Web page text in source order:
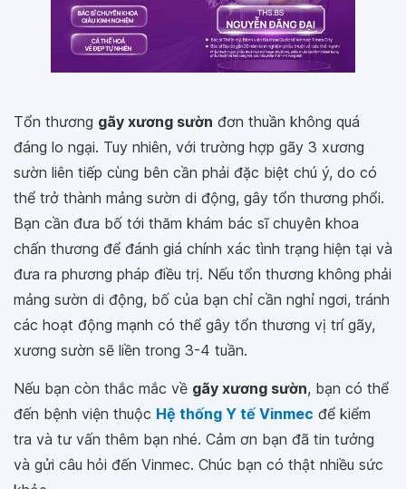
Tổn thương gãy xương sườn đơn thuần không quá
đáng lo ngại. Tuy nhiên, với trường hợp gãy 3 xương
sườn liên tiếp cùng bên cần phải đặc biệt chú ý, do có
thể trở thành mảng sườn di động, gây tổn thương phổi.
Bạn cần đưa bố tới thăm khám bác sĩ chuyên khoa
chấn thương để đánh giá chính xác tình trạng hiện tại và
đưa ra phương pháp điều trị. Nếu tổn thương không phải
mảng sườn di động, bố của bạn chỉ cần nghỉ ngơi, tránh
các hoạt động mạnh có thể gây tổn thương vị trí gãy,
xương sườn sẽ liền trong 3-4 tuần.
Nếu bạn còn thắc mắc về gãy xương sườn, bạn có thể
đến bệnh viện thuộc Hệ thống Y tế Vinmec để kiểm
tra và tư vấn thêm bạn nhé. Cảm ơn bạn đã tin tưởng
và gửi câu hỏi đến Vinmec. Chúc bạn có thật nhiều sức